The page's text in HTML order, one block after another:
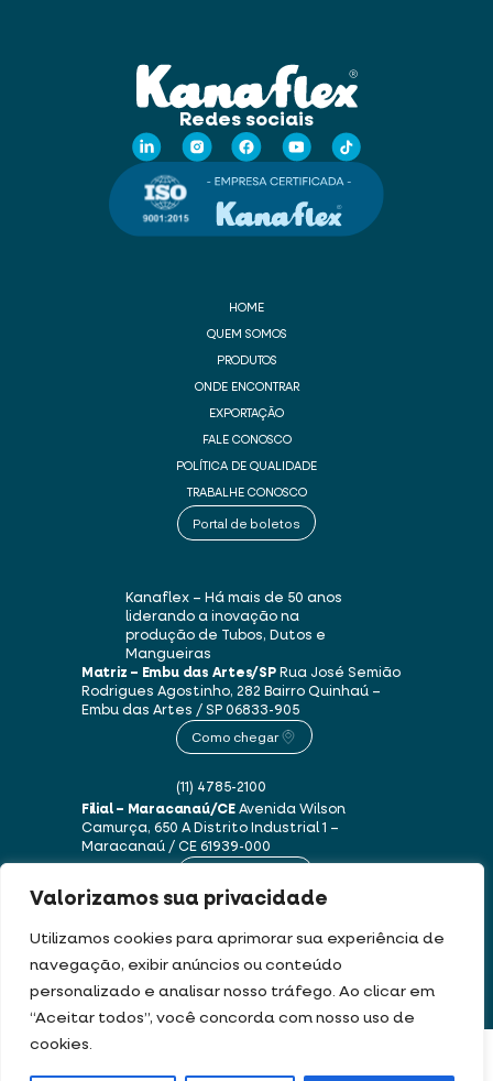
Valorizamos sua privacidade
Utilizamos cookies para aprimorar sua experiência de
navegação, exibir anúncios ou conteúdo
personalizado e analisar nosso tráfego. Ao clicar em
“Aceitar todos”, você concorda com nosso uso de
cookies.
Redes sociais
HOME
QUEM SOMOS
PRODUTOS
ONDE ENCONTRAR
EXPORTAÇÃO
FALE CONOSCO
POLÍTICA DE QUALIDADE
TRABALHE CONOSCO
Portal de boletos
Kanaflex – Há mais de 50 anos
liderando a inovação na
produção de Tubos, Dutos e
Mangueiras
Matriz – Embu das Artes/SPRua José Semião
Rodrigues Agostinho, 282 Bairro Quinhaú –
Embu das Artes / SP06833-905
Como chegar
(11) 4785-2100
Filial – Maracanaú/CEAvenida Wilson
Camurça, 650 ADistrito Industrial 1 –
Maracanaú / CE61939-000
Este site usa cookies e dados pessoais de acordo com os nossos Termos de Uso e